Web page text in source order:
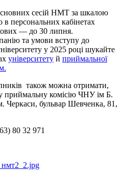
сесій НМТ за шкалою
в персональних кабінетах
— до 30 липня.
та умови вступу до
у 2025 році шукайте
університету й приймальної
також можна отримати,
приймальну комісію ЧНУ ім Б.
Черкаси, бульвар Шевченка, 81,
80 32 971